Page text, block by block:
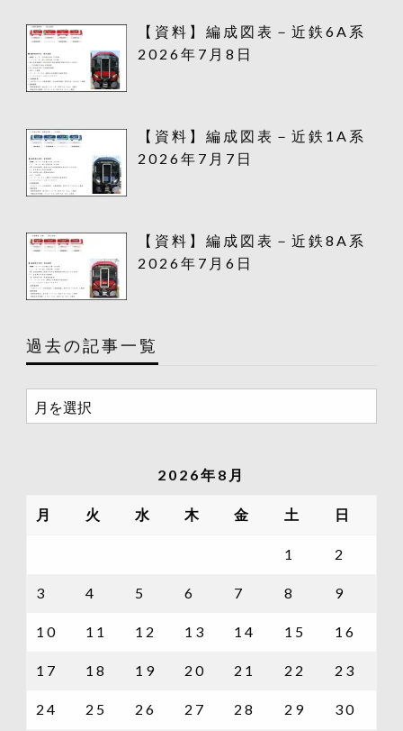
【資料】編成図表－近鉄6A系
2026年7月8日
【資料】編成図表－近鉄1A系
2026年7月7日
【資料】編成図表－近鉄8A系
2026年7月6日
過去の記事一覧
過
去
一
2026年8月
月 火 水 木 金 土 日
1 2
3 4 5 6 7 8 9
10 11 12 13 14 15 16
17 18 19 20 21 22 23
24 25 26 27 28 29 30